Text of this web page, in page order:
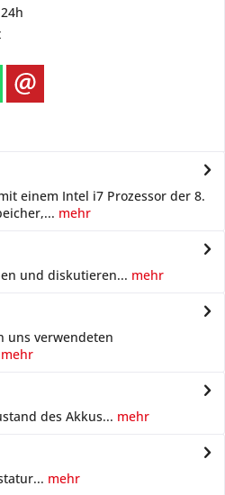
einem Intel i7 Prozessor der 8.
mehr
und diskutieren... mehr
uns verwendeten
mehr
des Akkus... mehr
mehr